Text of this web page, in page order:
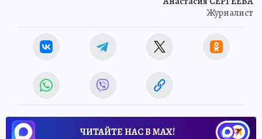
Журналист
ЧИТАЙТЕ НАС В МАХ!